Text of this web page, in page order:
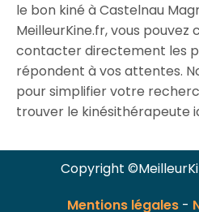
le bon kiné à Castelnau
MeilleurKine.fr, vous
contacter directement les
répondent à vos attentes.
pour simplifier votre
trouver le kinésithérapeute
Copyright
Mentions légales-